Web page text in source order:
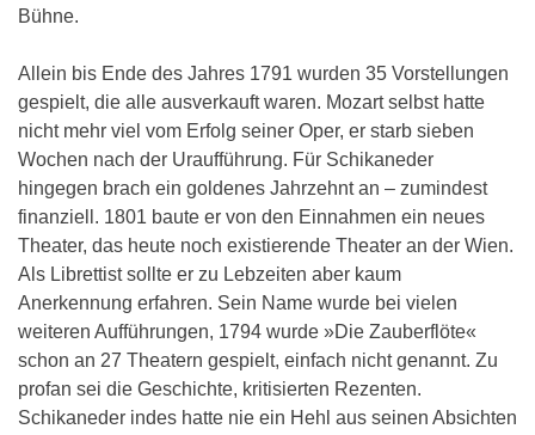
Bühne.
Allein bis Ende des Jahres 1791 wurden 35 Vorstellungen
gespielt, die alle ausverkauft waren. Mozart selbst hatte
nicht mehr viel vom Erfolg seiner Oper, er starb sieben
Wochen nach der Uraufführung. Für Schikaneder
hingegen brach ein goldenes Jahrzehnt an – zumindest
finanziell. 1801 baute er von den Einnahmen ein neues
Theater, das heute noch existierende Theater an der Wien.
Als Librettist sollte er zu Lebzeiten aber kaum
Anerkennung erfahren. Sein Name wurde bei vielen
weiteren Aufführungen, 1794 wurde »Die Zauberflöte«
schon an 27 Theatern gespielt, einfach nicht genannt. Zu
profan sei die Geschichte, kritisierten Rezenten.
Schikaneder indes hatte nie ein Hehl aus seinen Absichten